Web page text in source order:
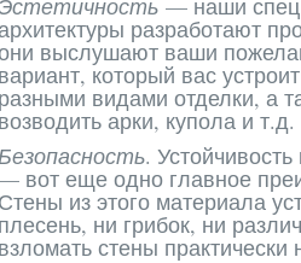
— наши
разработают
выслушают ваши
вариант, который вас
разными видами отделки, а
возводить арки, купола и т.д.
.
вот еще одно главное
Стены из этого материала
плесень, ни грибок, ни
взломать стены